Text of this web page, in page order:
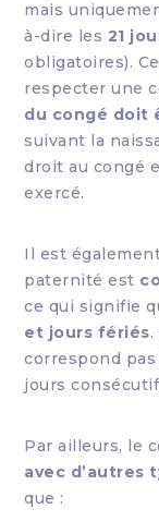
mais
à-dire les 21
obligatoires).
respecter une
du congé doit
suivant la
droit au congé
exercé.
Il est
paternité est
ce qui signifie
et jours fériés
correspond pas
jours
Par ailleurs, le
avec d’autres
que :